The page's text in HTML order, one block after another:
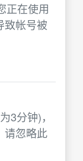
正在使用
致帐号被
3分钟)，
请忽略此